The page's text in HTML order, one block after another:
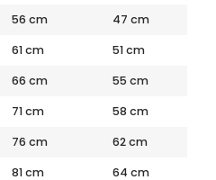
56 cm
47 cm
61 cm
51 cm
66 cm
55 cm
71 cm
58 cm
76 cm
62 cm
81 cm 64 cm